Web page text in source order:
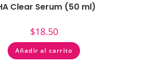
Clear Serum (50 ml)
$18.50
Añadir al carrito